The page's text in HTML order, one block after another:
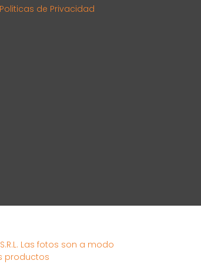
Politicas de Privacidad
Las fotos son a modo
productos